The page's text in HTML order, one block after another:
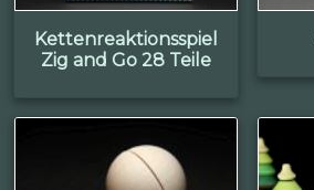
Kettenreaktionsspiel
Zig and Go 28 Teile